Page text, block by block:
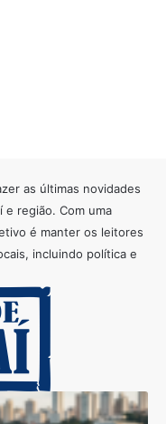
as últimas novidades
região. Com uma
é manter os leitores
incluindo política e